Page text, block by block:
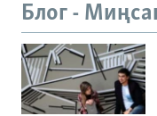
Блог -